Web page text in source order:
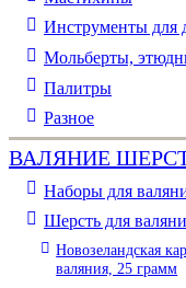
Инструменты для
Мольберты,
Палитры
Разное
ВАЛЯНИЕ
Наборы для
Шерсть для
Новозеландская
валяния, 25 грамм